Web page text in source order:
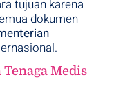
tujuan karena
dokumen
Medis